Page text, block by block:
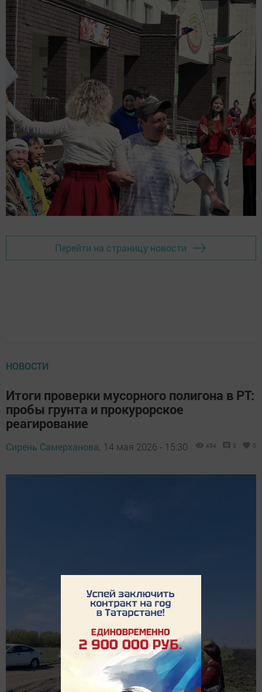
Перейти на страницу новости
НОВОСТИ
Итоги проверки мусорного полигона в РТ:
пробы грунта и прокурорское
реагирование
Сирень Самерханова, 14 мая 2026 - 15:30 454 0 0